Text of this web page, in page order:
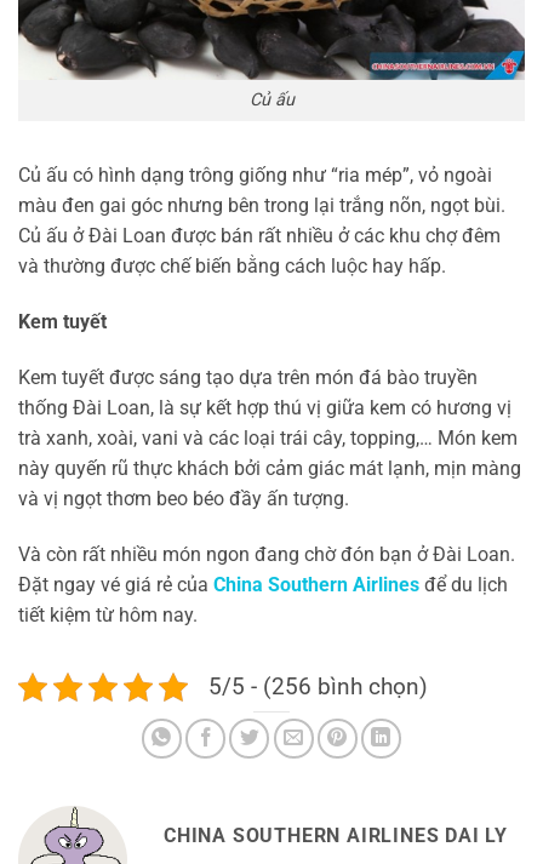
Củ ấu
Củ ấu có hình dạng trông giống như “ria mép”, vỏ ngoài
màu đen gai góc nhưng bên trong lại trắng nõn, ngọt bùi.
Củ ấu ở Đài Loan được bán rất nhiều ở các khu chợ đêm
và thường được chế biến bằng cách luộc hay hấp.
Kem tuyết
Kem tuyết được sáng tạo dựa trên món đá bào truyền
thống Đài Loan, là sự kết hợp thú vị giữa kem có hương vị
trà xanh, xoài, vani và các loại trái cây, topping,… Món kem
này quyến rũ thực khách bởi cảm giác mát lạnh, mịn màng
và vị ngọt thơm beo béo đầy ấn tượng.
Và còn rất nhiều món ngon đang chờ đón bạn ở Đài Loan.
Đặt ngay vé giá rẻ của China Southern Airlines để du lịch
tiết kiệm từ hôm nay.
5/5 - (256 bình chọn)
CHINA SOUTHERN AIRLINES DAI LY